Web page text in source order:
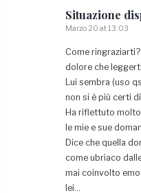
Situazione
Marzo 20 at 13:03
Come
dolore che
Lui sembra (uso
non si è più certi
Ha riflettuto
le mie e sue
Dice che quella
come ubriaco
mai coinvolto
lei…